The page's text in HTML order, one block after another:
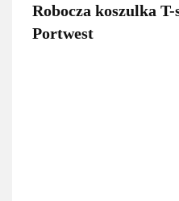
Robocza koszulka
Portwest